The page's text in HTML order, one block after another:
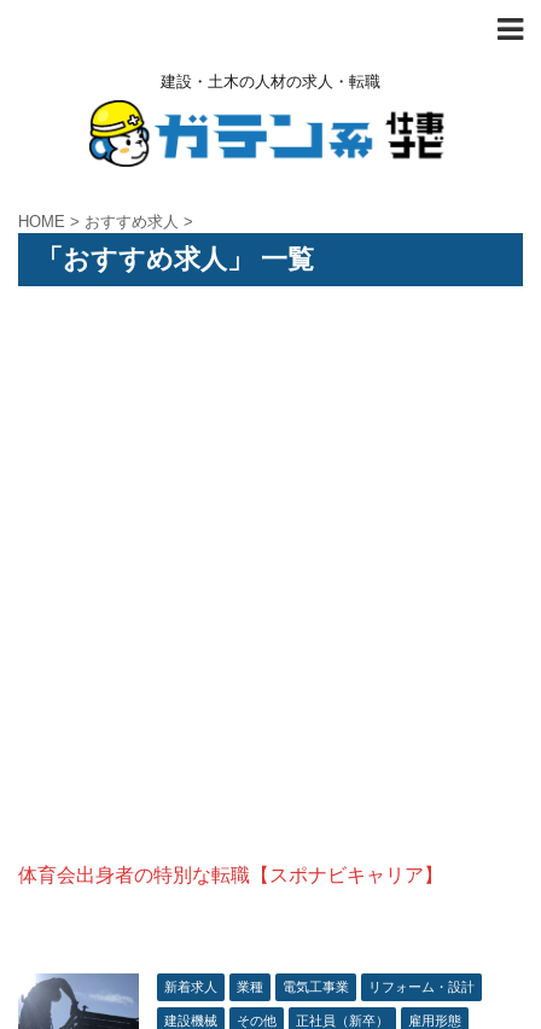
建設・土木の人材の求人・転職
HOME > おすすめ求人 >
「おすすめ求人」 一覧
体育会出身者の特別な転職【スポナビキャリア】
新着求人 業種 電気工事業 リフォーム・設計
建設機械 その他 正社員（新卒） 雇用形態